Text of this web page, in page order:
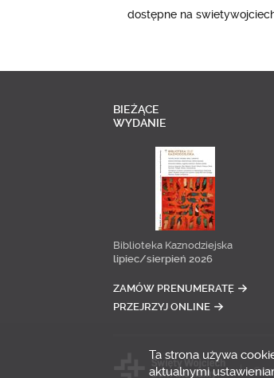
dostępne na
BIEŻĄCE
WYDANIE
Biblioteka Kaznodziejska
lipiec/sierpień 2026
ZAMÓW PRENUMERATĘ
PRZEJRZYJ ONLINE
Ta strona używa
aktualnymi